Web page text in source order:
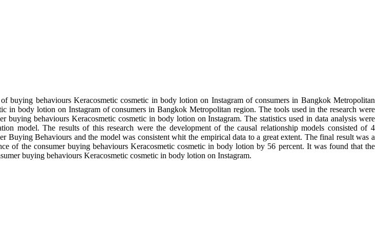
buying behaviours Keracosmetic cosmetic in body lotion on Instagram of consumers in Bangkok Metropolitan
in body lotion on Instagram of consumers in Bangkok Metropolitan region. The tools used in the research were
buying behaviours Keracosmetic cosmetic in body lotion on Instagram. The statistics used in data analysis were
model. The results of this research were the development of the causal relationship models consisted of 4
Buying Behaviours and the model was consistent whit the empirical data to a great extent. The final result was a
of the consumer buying behaviours Keracosmetic cosmetic in body lotion by 56 percent. It was found that the
buying behaviours Keracosmetic cosmetic in body lotion on Instagram.